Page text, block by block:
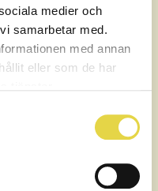
medier och
samarbetar med.
med annan
eller som de har
i Stockholm City får du
som passar
inleds med en kort
och tar reda på
kunna lägga upp
kan det hända att
säkerställa en korrekt